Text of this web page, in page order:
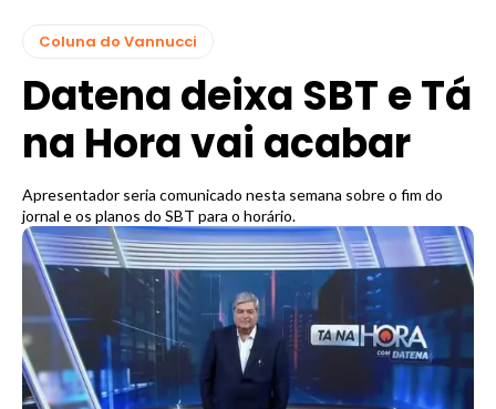
Coluna do Vannucci
Datena deixa SBT e Tá
na Hora vai acabar
Apresentador seria comunicado nesta semana sobre o fim do
jornal e os planos do SBT para o horário.